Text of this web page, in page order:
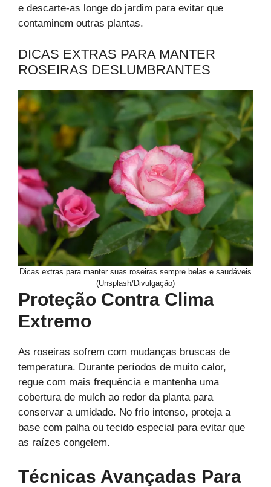
e descarte-as longe do jardim para evitar que
contaminem outras plantas.
DICAS EXTRAS PARA MANTER
ROSEIRAS DESLUMBRANTES
Dicas extras para manter suas roseiras sempre belas e saudáveis
(Unsplash/Divulgação)
Proteção Contra Clima
Extremo
As roseiras sofrem com mudanças bruscas de
temperatura. Durante períodos de muito calor,
regue com mais frequência e mantenha uma
cobertura de mulch ao redor da planta para
conservar a umidade. No frio intenso, proteja a
base com palha ou tecido especial para evitar que
as raízes congelem.
Técnicas Avançadas Para